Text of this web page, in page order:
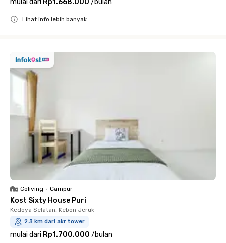
Lihat info lebih banyak
Coliving • Campur
Kost Sixty House Puri
Kedoya Selatan, Kebon Jeruk
2.3 km dari akr tower
mulai dari Rp1.700.000 /bulan